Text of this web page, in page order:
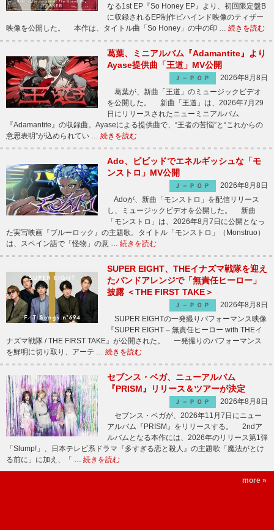
なる1st EP『So Honey EP』より、初回限定盤B
に収録されるEP制作ビハインド映像のティザー
映像を公開した。 本作は、タイトル曲「So Honey」の中の印 … 続きを読む
葛葉、ミニアルバム『Adamantite』より
Ayase提供曲「王道」MV公開
Ｊ－ＰＯＰ
2026年8月8日
葛葉が、新曲「王道」のミュージックビデオ
を公開した。 新曲「王道」は、2026年7月29
日にリリースされたニューミニアルバム
『Adamantite』の収録曲。Ayaseによる提供曲で、“王者の苦悩”と“これからの
意思表明”が込められてい … 続きを読む
Ado、ビビッドでエネルギッシュな「モ
ンストロ」MV公開
Ｊ－ＰＯＰ
2026年8月8日
Adoが、新曲「モンストロ」を配信リリース
し、ミュージックビデオを公開した。 新曲
「モンストロ」は、2026年8月7日に公開となっ
た実写映画『ブルーロック』の主題歌。タイトル「モンストロ」（Monstruo）
は、スペイン語で「怪物」の意 … 続きを読む
SUPER EIGHT、THEイナズマ戦隊を迎え
たバンドアレンジで「無責任ヒーロー」
披露 ＜THE FIRST TAKE＞
Ｊ－ＰＯＰ
2026年8月8日
SUPER EIGHTの一発撮りパフォーマンス映像
『SUPER EIGHT – 無責任ヒーロー with THEイ
ナズマ戦隊 / THE FIRST TAKE』が公開された。 一発撮りのパフォーマンス
を鮮明に切り取り、アーテ … 続きを読む
セブンス・ベガ、ニューアルバム
『PRISM』リリース＆ツアーが決定
Ｊ－ＰＯＰ
2026年8月8日
セブンス・ベガが、2026年11月7日にニュー
アルバム『PRISM』をリリースする。 2ndア
ルバムとなる本作には、2026年のリリース第1弾
「Slump!」、日本テレビ系ドラマ『多すぎる恋と殺人』の主題歌「魔法がとけ
る前に」に加え、「 … 続きを読む
more »